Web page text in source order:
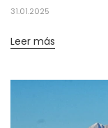
31.01.2025
Leer más